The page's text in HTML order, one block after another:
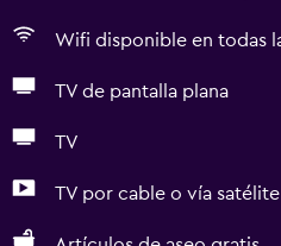
Wifi disponible en todas
TV de pantalla plana
TV
TV por cable o vía satélite